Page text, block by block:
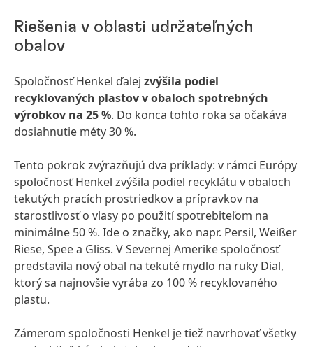
Riešenia v oblasti udržateľných
obalov
Spoločnosť Henkel ďalej zvýšila podiel
recyklovaných plastov v obaloch spotrebných
výrobkov na 25 %. Do konca tohto roka sa očakáva
dosiahnutie méty 30 %.
Tento pokrok zvýrazňujú dva príklady: v rámci Európy
spoločnosť Henkel zvýšila podiel recyklátu v obaloch
tekutých pracích prostriedkov a prípravkov na
starostlivosť o vlasy po použití spotrebiteľom na
minimálne 50 %. Ide o značky, ako napr. Persil, Weißer
Riese, Spee a Gliss. V Severnej Amerike spoločnosť
predstavila nový obal na tekuté mydlo na ruky Dial,
ktorý sa najnovšie vyrába zo 100 % recyklovaného
plastu.
Zámerom spoločnosti Henkel je tiež navrhovať všetky